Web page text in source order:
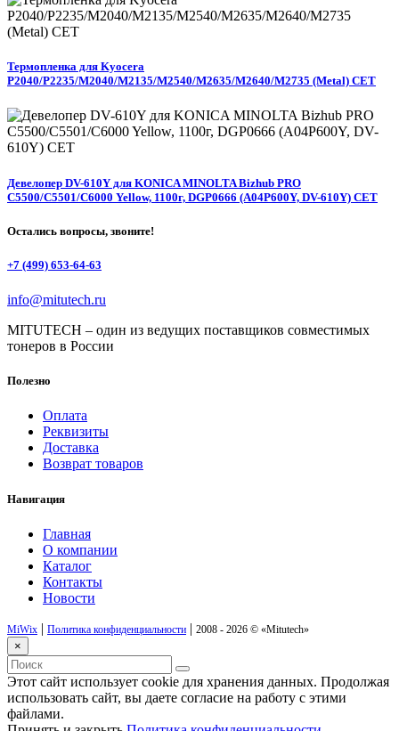
Термопленка для Kyocera
P2040/P2235/M2040/M2135/M2540/M2635/M2640/M2735 (Metal) CET
Девелопер DV-610Y для KONICA MINOLTA Bizhub PRO
C5500/C5501/C6000 Yellow, 1100г, DGP0666 (A04P600Y, DV-610Y) CET
Остались вопросы, звоните!
+7 (499) 653-64-63
info@mitutech.ru
MITUTECH – один из ведущих поставщиков совместимых
тонеров в России
Полезно
Оплата
Реквизиты
Доставка
Возврат товаров
Навигация
Главная
О компании
Каталог
Контакты
Новости
MiWix | Политика конфиденциальности | 2008 - 2026 © «Mitutech»
×
Этот сайт использует cookie для хранения данных. Продолжая
использовать сайт, вы даете согласие на работу с этими
файлами.